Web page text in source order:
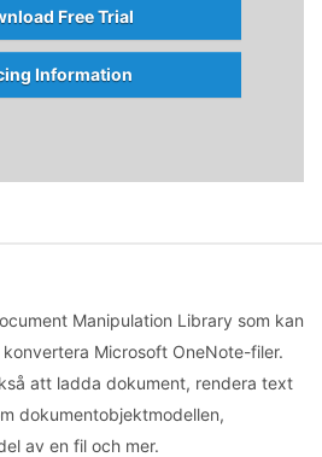
Free Trial
Information
Manipulation Library som kan
Microsoft OneNote-filer.
att ladda dokument, rendera text
dokumentobjektmodellen,
av en fil och mer.